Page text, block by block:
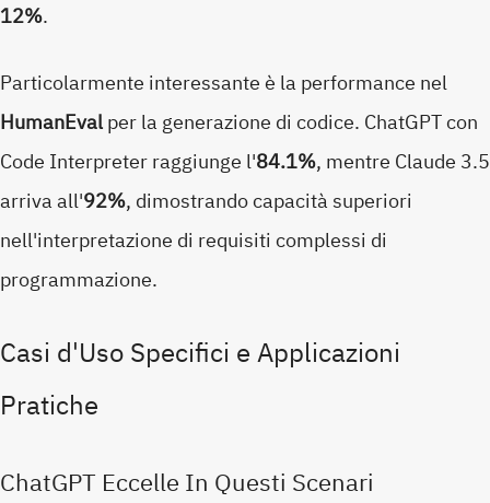
12%.
Particolarmente interessante è la performance nel
HumanEvalper la generazione di codice. ChatGPT con
Code Interpreter raggiunge l'84.1%, mentre Claude 3.5
arriva all'92%, dimostrando capacità superiori
nell'interpretazione di requisiti complessi di
programmazione.
Casi d'Uso Specifici e Applicazioni
Pratiche
ChatGPT Eccelle In Questi Scenari